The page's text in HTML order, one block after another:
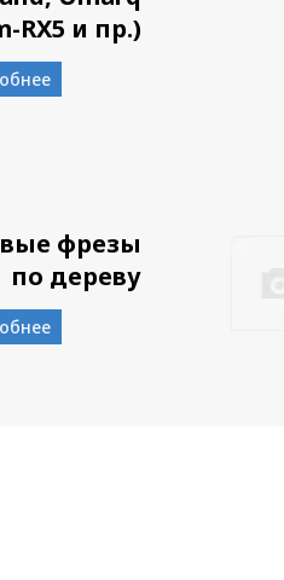
RX5 и пр.)
фрезы
по дереву